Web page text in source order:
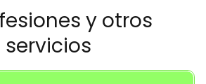
y otros
servicios